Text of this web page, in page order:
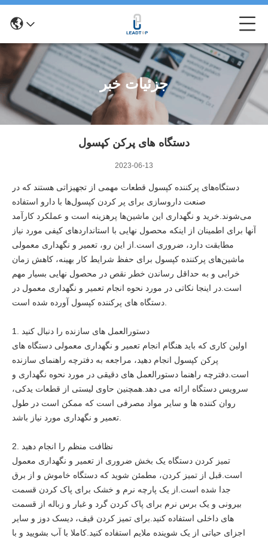
جزئیات خبر
دستگاه های پرکن کپسول
2023-06-13
دستگاه‌های پرکننده کپسول قطعات مهمی از تجهیزاتی هستند که در
صنعت داروسازی برای پر کردن کپسول‌ها با دارو استفاده
می‌شوند.خرید و نگهداری این ماشین‌ها پرهزینه است و عملکرد کارآمد
آنها برای اطمینان از اینکه محصول نهایی با استانداردهای کیفی مورد نیاز
مطابقت دارد، ضروری است.از این رو، تعمیر و نگهداری معمولی
ماشین‌های پرکننده کپسول برای حفظ شرایط کار بهینه، کاهش زمان
خرابی و به حداقل رساندن خطر نقص در محصول نهایی بسیار مهم
است.در اینجا نکاتی در مورد نحوه انجام تعمیر و نگهداری معمول در
1. دستورالعمل های سازنده را دنبال کنید
اولین کاری که باید هنگام انجام تعمیر و نگهداری معمولی دستگاه های
پرکن کپسول انجام دهید، مراجعه به دفترچه راهنمای سازنده
است.دفترچه راهنما دستورالعمل های دقیقی در مورد نحوه نگهداری و
سرویس دستگاه ارائه می دهد.همچنین حاوی لیستی از قطعات یدکی،
روان کننده ها و سایر مواد مصرفی است که ممکن است در طول
2. نظافت منظم را انجام دهید
تمیز کردن دستگاه یک بخش ضروری از تعمیر و نگهداری معمول
است.قبل از تمیز کردن، مطمئن شوید که دستگاه خاموش و از برق
جدا شده است.از یک پارچه نرم و خشک برای پاک کردن قسمت
بیرونی و یک برس نرم برای پاک کردن گرد و غبار و زباله از قسمت
های داخلی استفاده کنید.برای تمیز کردن قیف، دیسک دوز و سایر
اجزای حیاتی از یک شوینده ملایم استفاده کنید.کاملا با آب بشویید و با